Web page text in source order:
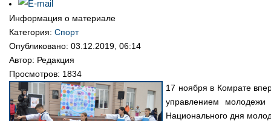
Информация о материале
Категория: Спорт
Опубликовано: 03.12.2019, 06:14
Автор: Редакция
Просмотров: 1834
17 ноября в Комрате
управлением
Национального дня